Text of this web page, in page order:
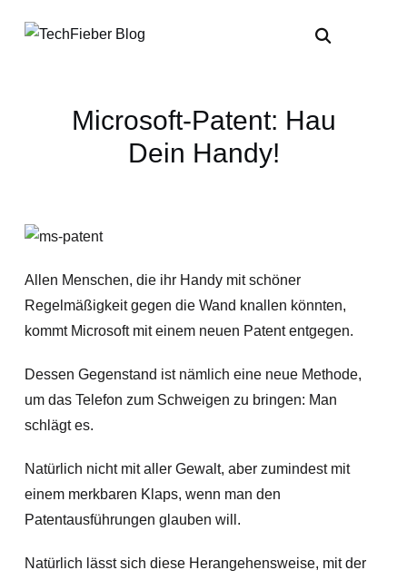
Microsoft-Patent: Hau
Dein Handy!
Allen Menschen, die ihr Handy mit schöner
Regelmäßigkeit gegen die Wand knallen könnten,
kommt Microsoft mit einem neuen Patent entgegen.
Dessen Gegenstand ist nämlich eine neue Methode,
um das Telefon zum Schweigen zu bringen: Man
schlägt es.
Natürlich nicht mit aller Gewalt, aber zumindest mit
einem merkbaren Klaps, wenn man den
Patentausführungen glauben will.
Natürlich lässt sich diese Herangehensweise, mit der